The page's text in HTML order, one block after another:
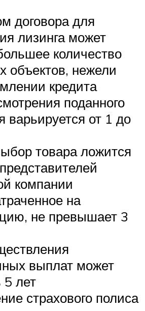
договора для
лизинга может
количество
объектов, нежели
кредита
поданного
варьируется от 1 до
товара ложится
компании
на
не превышает 3
выплат может
5 лет
страхового полиса